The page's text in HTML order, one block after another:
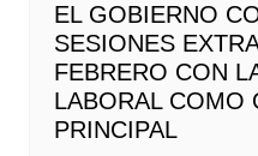
EL GOBIERNO
SESIONES
FEBRERO CON
LABORAL COMO
PRINCIPAL